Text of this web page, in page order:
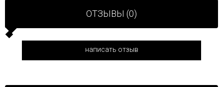
ОТЗЫВЫ (0)
написать отзыв